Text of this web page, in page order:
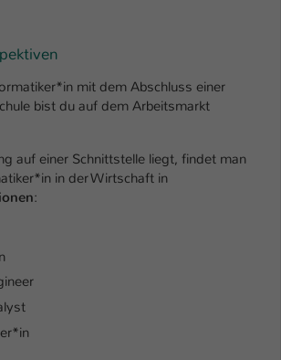
mit dem Abschluss einer
bist du auf dem Arbeitsmarkt
auf einer Schnittstelle liegt, findet man
in der Wirtschaft in
: